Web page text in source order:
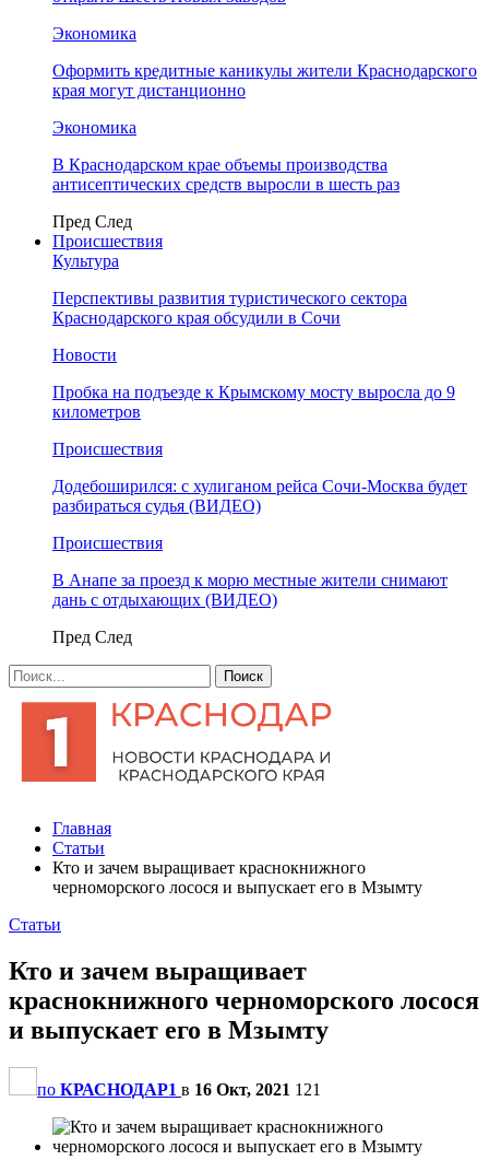
Экономика
Оформить кредитные каникулы жители Краснодарского
края могут дистанционно
Экономика
В Краснодарском крае объемы производства
антисептических средств выросли в шесть раз
Пред След
Происшествия
Культура
Перспективы развития туристического сектора
Краснодарского края обсудили в Сочи
Новости
Пробка на подъезде к Крымскому мосту выросла до 9
километров
Происшествия
Додебоширился: с хулиганом рейса Сочи-Москва будет
разбираться судья (ВИДЕО)
Происшествия
В Анапе за проезд к морю местные жители снимают
дань с отдыхающих (ВИДЕО)
Пред След
Главная
Статьи
Кто и зачем выращивает краснокнижного
черноморского лосося и выпускает его в Мзымту
Статьи
Кто и зачем выращивает
краснокнижного черноморского лосося
и выпускает его в Мзымту
по КРАСНОДАР1 в 16 Окт, 2021 121